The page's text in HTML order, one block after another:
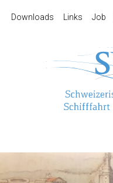
Downloads Links Job